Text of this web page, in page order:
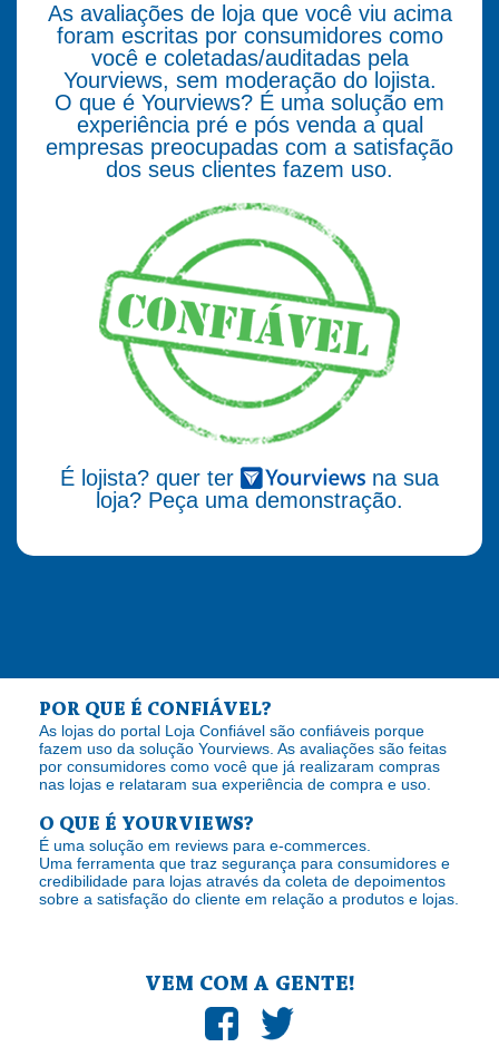
As avaliações de loja que você viu acima
foram escritas por consumidores como
você e coletadas/auditadas pela
Yourviews, sem moderação do lojista.
O que é Yourviews? É uma solução em
experiência pré e pós venda a qual
empresas preocupadas com a satisfação
dos seus clientes fazem uso.
É lojista? quer ter
na sua
loja? Peça uma demonstração.
POR QUE É CONFIÁVEL?
As lojas do portal Loja Confiável são confiáveis porque
fazem uso da solução Yourviews. As avaliações são feitas
por consumidores como você que já realizaram compras
nas lojas e relataram sua experiência de compra e uso.
O QUE É YOURVIEWS?
É uma solução em reviews para e-commerces.
Uma ferramenta que traz segurança para consumidores e
credibilidade para lojas através da coleta de depoimentos
sobre a satisfação do cliente em relação a produtos e lojas.
VEM COM A GENTE!